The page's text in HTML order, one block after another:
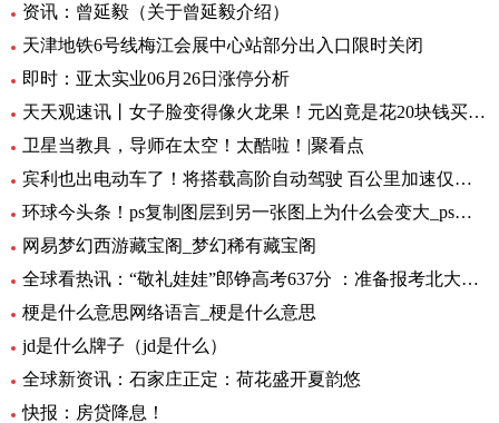
资讯：曾延毅（关于曾延毅介绍）
天津地铁6号线梅江会展中心站部分出入口限时关闭
即时：亚太实业06月26日涨停分析
天天观速讯丨女子脸变得像火龙果！元凶竟是花20块钱买的……
卫星当教具，导师在太空！太酷啦！|聚看点
宾利也出电动车了！将搭载高阶自动驾驶 百公里加速仅需1.5秒 全球要闻
环球今头条！ps复制图层到另一张图上为什么会变大_ps复制图层到另一张图
网易梦幻西游藏宝阁_梦幻稀有藏宝阁
全球看热讯：“敬礼娃娃”郎铮高考637分 ：准备报考北大，未来做公务员为人民服务
梗是什么意思网络语言_梗是什么意思
jd是什么牌子（jd是什么）
全球新资讯：石家庄正定：荷花盛开夏韵悠
快报：房贷降息！